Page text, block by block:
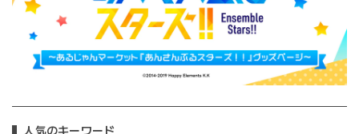
人気のキーワード